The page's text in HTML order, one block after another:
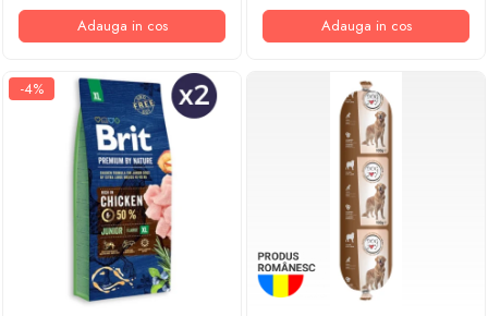
Adauga in cos
Adauga in cos
-4%